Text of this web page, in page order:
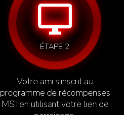
desktop_windows
ÉTAPE 2
Votre ami s'inscrit au
programme de récompenses
MSI en utilisant votre lien de